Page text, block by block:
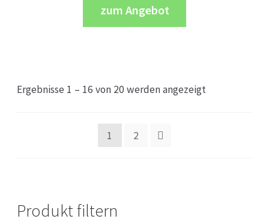
zum Angebot
Ergebnisse 1 – 16 von 20 werden angezeigt
1 2
Produkt filtern